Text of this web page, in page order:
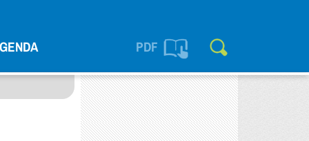
PDF